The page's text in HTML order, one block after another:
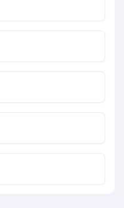
هل يمكنني